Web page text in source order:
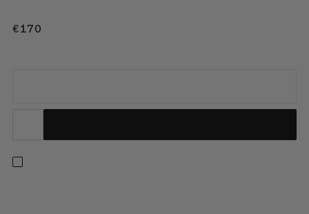
€170